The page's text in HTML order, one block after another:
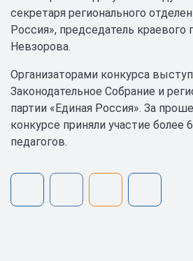
секретаря регионального
Россия», председатель краевого
Невзорова.
Организаторами конкурса
Законодательное Собрание и
партии «Единая Россия». За
конкурсе приняли участие более
педагогов.